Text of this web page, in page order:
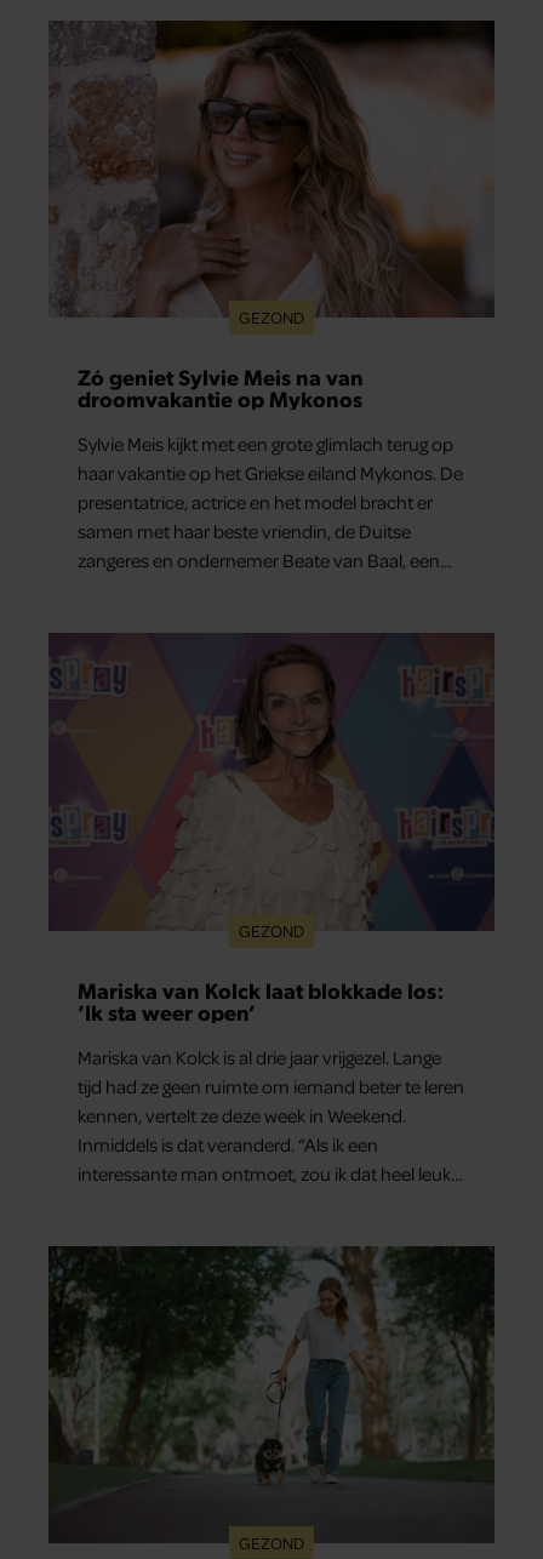
GEZOND
Zó geniet Sylvie Meis na van
droomvakantie op Mykonos
Sylvie Meis kijkt met een grote glimlach terug op
haar vakantie op het Griekse eiland Mykonos. De
presentatrice, actrice en het model bracht er
samen met haar beste vriendin, de Duitse
zangeres en ondernemer Beate van Baal, een
bestemming én vertelt ze hoe bijzonder de reis
voor haar is geweest.
GEZOND
Mariska van Kolck laat blokkade los:
‘Ik sta weer open’
Mariska van Kolck is al drie jaar vrijgezel. Lange
tijd had ze geen ruimte om iemand beter te leren
kennen, vertelt ze deze week in Weekend.
Inmiddels is dat veranderd. “Als ik een
interessante man ontmoet, zou ik dat heel leuk
GEZOND